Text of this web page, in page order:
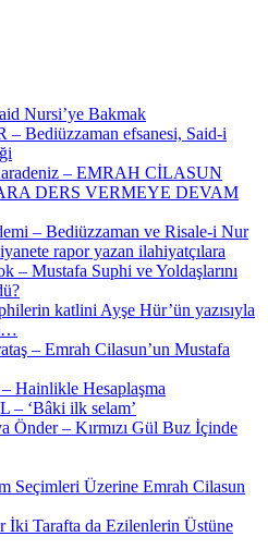
Nursi’ye Bakmak
– Bediüzzaman efsanesi, Said-i
– EMRAH CİLASUN
DERS VERMEYE DEVAM
– Bediüzzaman ve Risale-i Nur
rapor yazan ilahiyatçılara
– Mustafa Suphi ve Yoldaşlarını
katlini Ayşe Hür’ün yazısıyla
– Emrah Cilasun’un Mustafa
– Hainlikle Hesaplaşma
– ‘Bâki ilk selam’
Önder – Kırmızı Gül Buz İçinde
Seçimleri Üzerine Emrah Cilasun
İki Tarafta da Ezilenlerin Üstüne